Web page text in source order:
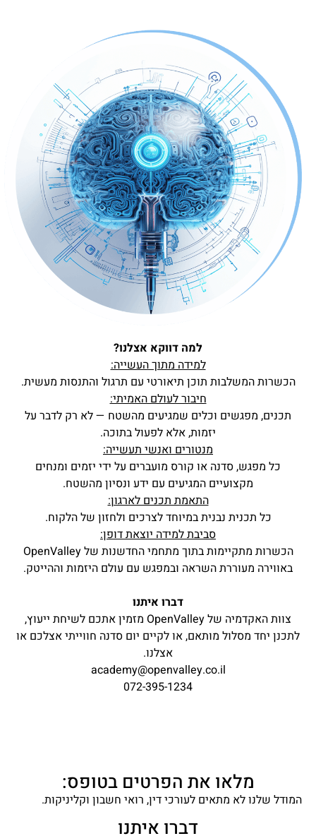
למה דווקא אצלנו?
למידה מתוך העשייה:
הכשרות המשלבות תוכן תיאורטי עם תרגול והתנסות מעשית.
חיבור לעולם האמיתי:
תכנים, מפגשים וכלים שמגיעים מהשטח — לא רק לדבר על
יזמות, אלא לפעול בתוכה.
מנטורים ואנשי תעשייה:
כל מפגש, סדנה או קורס מועברים על ידי יזמים ומנחים
מקצועיים המגיעים עם ידע ונסיון מהשטח.
התאמת תכנים לארגון:
כל תכנית נבנית במיוחד לצרכים ולחזון של הלקוח.
סביבת למידה יוצאת דופן:
הכשרות מתקיימות בתוך מתחמי החדשנות של OpenValley
באווירה מעוררת השראה ובמפגש עם עולם היזמות וההייטק.
דברו איתנו
צוות האקדמיה של OpenValley מזמין אתכם לשיחת ייעוץ,
לתכנן יחד מסלול מותאם, או לקיים יום סדנה חווייתי אצלכם או
אצלנו.
academy@openvalley.co.il
072-395-1234
מלאו את הפרטים בטופס:
המודל שלנו לא מתאים לעורכי דין, רואי חשבון וקליניקות.
דברו איתנו